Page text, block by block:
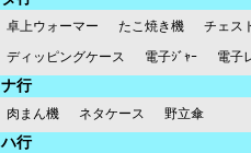
卓上ウォーマー たこ焼き機
チェス
ディッピングケース
電子ｼﾞｬｰ 電子
ナ行
肉まん機 ネタケース 野立傘
ハ行